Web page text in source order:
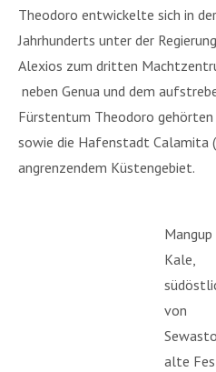
Theodoro entwickelte sich in
Jahrhunderts unter der
Alexios zum dritten
neben Genua und dem
Fürstentum Theodoro gehörten
sowie die Hafenstadt Calamita
angrenzendem Küstengebiet.
Mangup
Kale,
von
alte